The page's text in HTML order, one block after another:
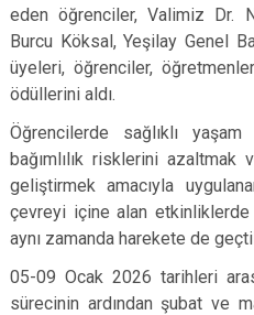
eden öğrenciler, Valimiz Dr.
Burcu Köksal, Yeşilay Genel
üyeleri, öğrenciler,
ödüllerini aldı.
Öğrencilerde sağlıklı yaşam
bağımlılık risklerini
geliştirmek amacıyla
çevreyi içine alan etkinliklerde
aynı zamanda harekete de
05-09 Ocak 2026 tarihleri
sürecinin ardından şubat ve